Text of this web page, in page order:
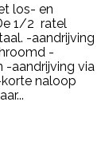
los- en
1/2 ratel
-aandrijving
-
aandrijving via
naloop